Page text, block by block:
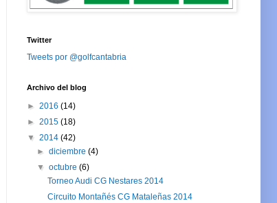
Twitter
Tweets por @golfcantabria
Archivo del blog
► 2016 (14)
► 2015 (18)
▼ 2014 (42)
►diciembre(4)
▼octubre(6)
Torneo Audi CG Nestares 2014
Circuito Montañés CG Mataleñas 2014